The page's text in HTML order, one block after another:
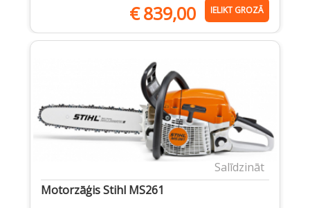
€839,00 IELIKT GROZĀ
Salīdzināt
Motorzāģis Stihl MS261